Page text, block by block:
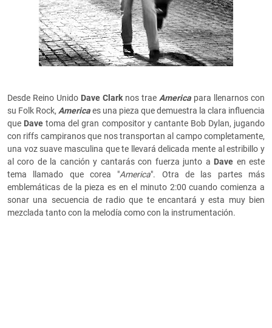
Desde Reino Unido Dave Clarknos trae America para llenarnos con
su Folk Rock, Americaes una pieza que demuestra la clara influencia
que Dave toma del gran compositor y cantante Bob Dylan, jugando
con riffs campiranos que nos transportan al campo completamente,
una voz suave masculina que te llevará delicada mente al estribillo y
al coro de la canción y cantarás con fuerza junto a Dave en este
tema llamado que corea "America". Otra de las partes más
emblemáticas de la pieza es en el minuto 2:00 cuando comienza a
sonar una secuencia de radio que te encantará y esta muy bien
mezclada tanto con la melodía como con la instrumentación.